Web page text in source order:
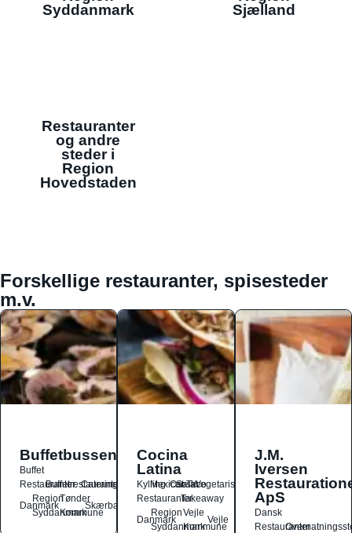
Syddanmark
Sjælland
Restauranter
og andre
steder i
Region
Hovedstaden
Forskellige restauranter, spisesteder
m.v.
Buffetbussen
Buffet
Restauranter
Buffetrestauranter
Catering
Danmark
Region
Syddanmark
Tønder
Kommune
Skærbæk
Cocina
Latina
Kylling
Mexicansk
OstSalat
TacoVegetarisk
RestauranterTakeaway
Danmark
Region
Syddanmark
Vejle
Kommune
Vejle
J.M.
Iversen
ApS
Dansk
Restauranter